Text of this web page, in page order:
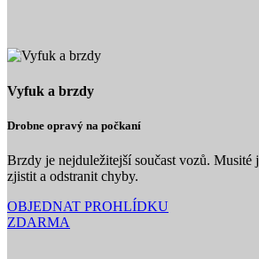
Vyfuk a brzdy
Drobne opravý na počkaní
Brzdy je nejduležitejší součast vozů. Musité
zjistit a odstranit chyby.
OBJEDNAT PROHLÍDKU
ZDARMA